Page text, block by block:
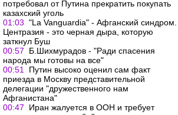
потребовал от Путина прекратить покупать
казахский уголь
01:03 "La Vanguardia" - Афганский синдром.
Центразия - это черная дыра, которую
заткнул Буш
00:57
Б.Шихмурадов - "Ради спасения
народа мы готовы на все"
00:51
Путин высоко оценил сам факт
приезда в Москву представительной
делегации "дружественного нам
Афганистана"
00:47
Иран жалуется в ООН и требует